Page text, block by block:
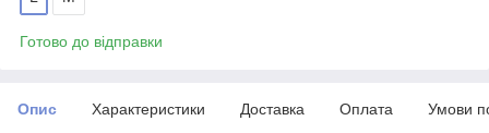
Готово до відправки
Опис Характеристики Доставка Оплата Умови